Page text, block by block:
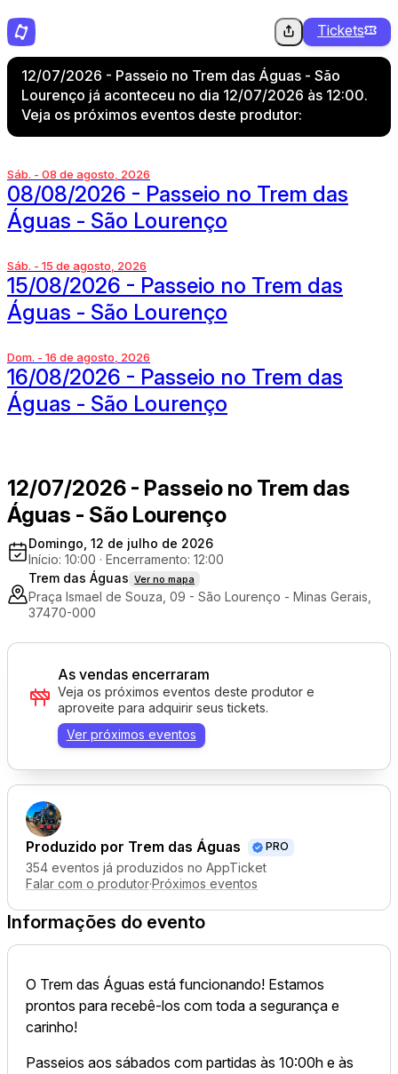
Tickets
12/07/2026 - Passeio no Trem das Águas - São
Lourenço já aconteceu no dia 12/07/2026 às 12:00.
Veja os próximos eventos deste produtor:
Sáb. - 08 de agosto, 2026
08/08/2026 - Passeio no Trem das
Águas - São Lourenço
Sáb. - 15 de agosto, 2026
15/08/2026 - Passeio no Trem das
Águas - São Lourenço
Dom. - 16 de agosto, 2026
16/08/2026 - Passeio no Trem das
Águas - São Lourenço
12/07/2026 - Passeio no Trem das
Águas - São Lourenço
Domingo, 12 de julho de 2026
Início: 10:00 · Encerramento: 12:00
Trem das Águas Ver no mapa
Praça Ismael de Souza, 09 - São Lourenço - Minas Gerais,
37470-000
Produzido por Trem das Águas PRO
354 eventos já produzidos no AppTicket
Falar com o produtor·Próximos eventos
Informações do evento
O Trem das Águas está funcionando! Estamos
prontos para recebê-los com toda a segurança e
carinho!
Passeios aos sábados com partidas às 10:00h e às
As vendas encerraram
Veja os próximos eventos deste produtor e
aproveite para adquirir seus tickets.
Ver próximos eventos